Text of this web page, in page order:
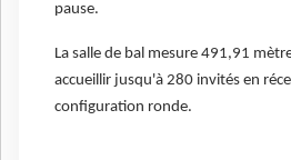
pause.
La salle de bal mesure 491,91
accueillir jusqu'à 280 invités en
configuration ronde.